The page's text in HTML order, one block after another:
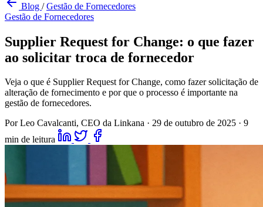
Blog /Gestão de Fornecedores
Gestão de Fornecedores
Supplier Request for Change: o que fazer
ao solicitar troca de fornecedor
Veja o que é Supplier Request for Change, como fazer solicitação de
alteração de fornecimento e por que o processo é importante na
gestão de fornecedores.
Por Leo Cavalcanti, CEO da Linkana · 29 de outubro de 2025 · 9
min de leitura